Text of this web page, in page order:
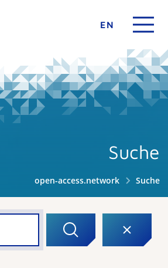
EN
Suche
open-access.network Suche